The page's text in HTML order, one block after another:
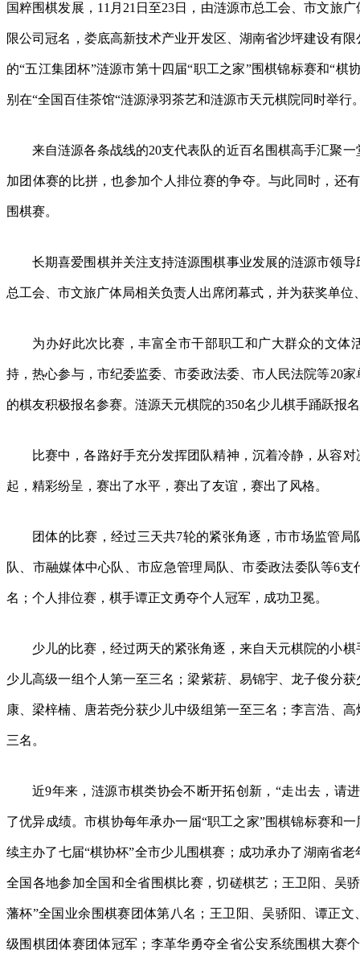
国粹围棋发展，11月21日至23日，由涟源市总工会、市文旅
限公司冠名，娄底高新技术产业开发区、湖南省沙坪建设有
的“五江集团杯”涟源市第十四届“职工之家”围棋锦标赛和“棋
别在“全国百佳茶馆“涟源渌羽茶艺和涟源市天元棋院同时举行
来自涟源各条战线的20支代表队的近百名围棋高手汇聚
加团体赛的比拼，也参加个人排位赛的争夺。与此同时，还
围棋赛。
长期喜爱围棋并关注支持涟源围棋事业发展的涟源市领
总工会、市文旅广体局相关负责人出席闭幕式，并为获奖单位
为办好此次比赛，丰富全市干部职工和广大群众的文体
持，热心参与，市纪委监委、市委政法委、市人民法院等20
的棋友积极报名参赛。涟源天元棋院的350名少儿棋手踊跃报
比赛中，各路好手充分发挥团队精神，沉着冷静，从容
起，精彩纷呈，赛出了水平，赛出了友谊，赛出了风格。
团体的比赛，经过三天共7轮的紧张角逐，市市场监管
队、市融媒体中心队、市应急管理局队、市委政法委队等6
名；个人排位赛，棋手谭正文勇夺个人冠军，成功卫冕。
少儿的比赛，经过两天的紧张角逐，来自天元棋院的小
少儿高级一组个人第一至三名；梁紫菥、易锦宇、龙子俊分
康、梁梓楠、唐若尧分获少儿中级组第一至三名；李言浩、
三名。
近9年来，涟源市棋类协会不断开拓创新，“走出去，请
了优异成绩。市棋协每年承办一届“职工之家”围棋锦标赛和
续主办了七届“棋协杯”全市少儿围棋赛；成功承办了湖南省
全国各地参加全国和全省围棋比赛，切磋棋艺；王卫阳、吴
藩杯”全国业余围棋赛团体第八名；王卫阳、吴骄阳、谭正文
级围棋团体赛团体冠军；李革华勇夺全省公安系统围棋大赛